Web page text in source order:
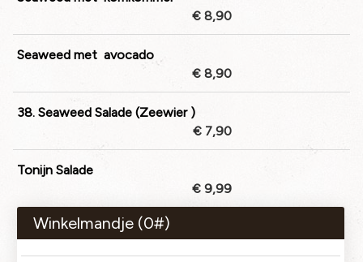
€ 8,90
Seaweed met avocado
€ 8,90
38. Seaweed Salade (Zeewier )
€ 7,90
Tonijn Salade
€ 9,99
Winkelmandje (0#)